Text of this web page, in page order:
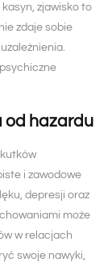
zjawisko to
zdaje sobie
od hazardu
i zawodowe
depresji oraz
może
w relacjach
swoje nawyki,